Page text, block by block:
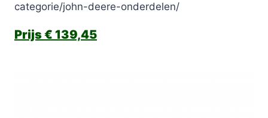
categorie/john-deere-onderdelen/
€ 139,45